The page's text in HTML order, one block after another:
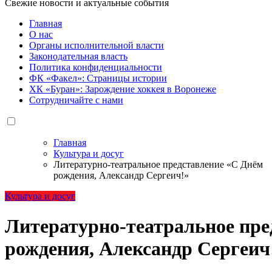
Свежие новости и актуальные события
Главная
О нас
Органы исполнительной власти
Законодательная власть
Политика конфиденциальности
ФК «Факел»: Страницы истории
ХК «Буран»: Зарождение хоккея в Воронеже
Сотрудничайте с нами
Главная
Культура и досуг
Литературно-театральное представление «С Днём
рождения, Александр Сергеич!»
Культура и досуг
Литературно-театральное
рождения, Александр